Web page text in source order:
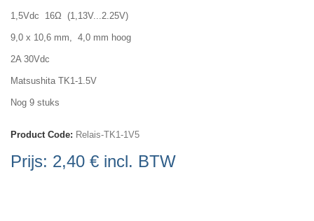
1,5Vdc 16Ω (1,13V...2.25V)
9,0 x 10,6 mm, 4,0 mm hoog
2A 30Vdc
Matsushita TK1-1.5V
Nog 9 stuks
Product Code: Relais-TK1-1V5
Prijs: 2,40 € incl. BTW